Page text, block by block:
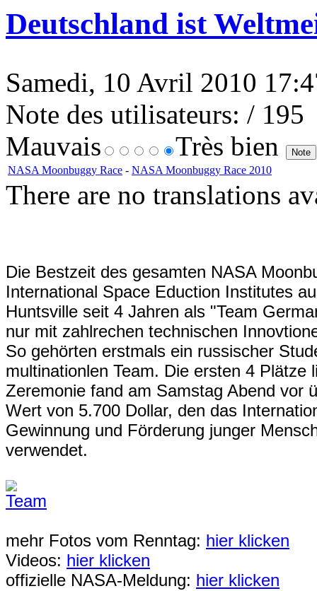
Deutschland ist
Samedi, 10 Avril 2010
Note des utilisateurs: / 195
Mauvais
Très bien
NASA Moonbuggy Race - NASA Moonbuggy Race 2010
There are no translations
Die Bestzeit des gesamten NASA
International Space Eduction Institutes
Huntsville seit 4 Jahren als "Team
nur mit zahlrechen technischen
So gehörten erstmals ein russischer
multinationlen Team. Die ersten 4
Zeremonie fand am Samstag Abend vor
Wert von 5.700 Dollar, den das
Gewinnung und Förderung junger
verwendet.
mehr Fotos vom Renntag: hier klicken
Videos: hier klicken
offizielle NASA-Meldung: hier klicken